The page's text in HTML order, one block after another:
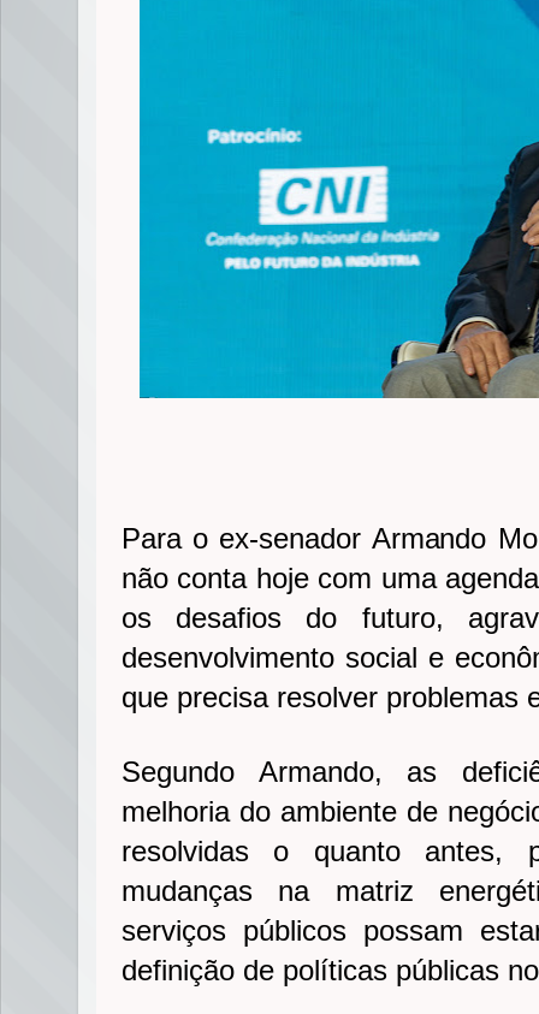
Para o ex-senador Armando
não conta hoje com uma
os desafios do futuro,
desenvolvimento social e
que precisa resolver problemas
Segundo Armando, as
melhoria do ambiente de
resolvidas o quanto antes,
mudanças na matriz
serviços públicos possam
definição de políticas públicas